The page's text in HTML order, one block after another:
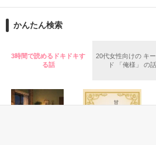
それにつかまれば、もう抗えない
作品を読む
その言葉がとてもうれしかった。
優秀な姉に舞い込んだ御曹司とのお見
しかし、当日逃げてしまった姉の代
しかしお見合い相手の悠人からの返
かんたん検索
3時間で読めるドキドキす
る話
20代女性向けの キ
ド 「俺様」 の話